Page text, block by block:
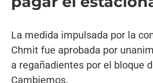
La medida impulsada por la
Chmit fue aprobada por
a regañadientes por el bloque
Cambiemos.